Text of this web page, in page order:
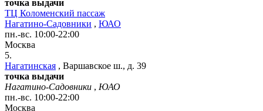
точка выдачи
ТЦ Коломенский пассаж
Нагатино-Садовники , ЮАО
пн.-вс. 10:00-22:00
Москва
5.
Нагатинская , Варшавское ш., д. 39
точка выдачи
Нагатино-Садовники , ЮАО
пн.-вс. 10:00-22:00
Москва